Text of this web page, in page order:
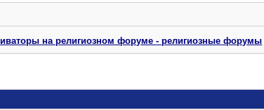
на религиозном форуме - религиозные форумы